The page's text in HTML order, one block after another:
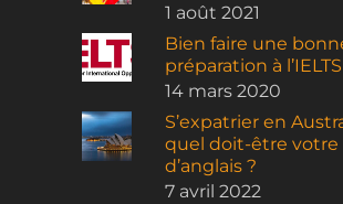
1 août 2021
Bien faire une
préparation à
14 mars 2020
S’expatrier en
quel doit-être votre
d’anglais ?
7 avril 2022